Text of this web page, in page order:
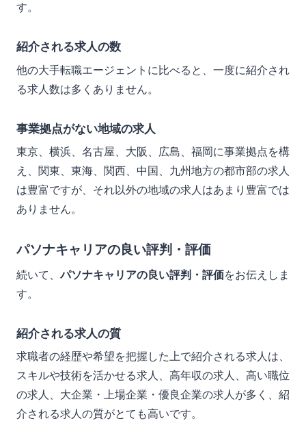
す。
紹介される求人の数
他の大手転職エージェントに比べると、一度に紹介され
る求人数は多くありません。
事業拠点がない地域の求人
東京、横浜、名古屋、大阪、広島、福岡に事業拠点を構
え、関東、東海、関西、中国、九州地方の都市部の求人
は豊富ですが、それ以外の地域の求人はあまり豊富では
ありません。
パソナキャリアの良い評判・評価
続いて、パソナキャリアの良い評判・評価をお伝えしま
す。
紹介される求人の質
求職者の経歴や希望を把握した上で紹介される求人は、
スキルや技術を活かせる求人、高年収の求人、高い職位
の求人、大企業・上場企業・優良企業の求人が多く、紹
介される求人の質がとても高いです。